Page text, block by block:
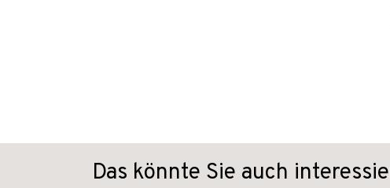
Das könnte Sie auch